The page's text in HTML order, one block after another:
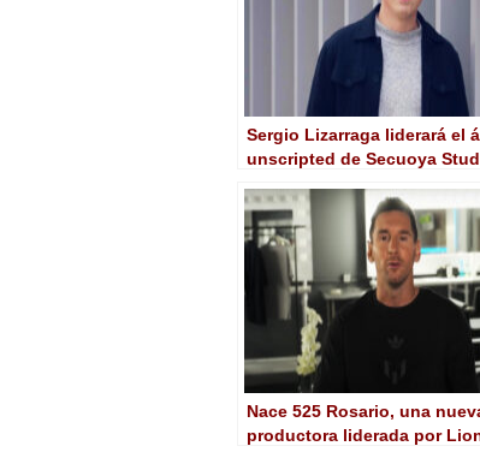
Sergio Lizarraga liderará el
unscripted de Secuoya
Nace 525 Rosario, una
productora liderada por